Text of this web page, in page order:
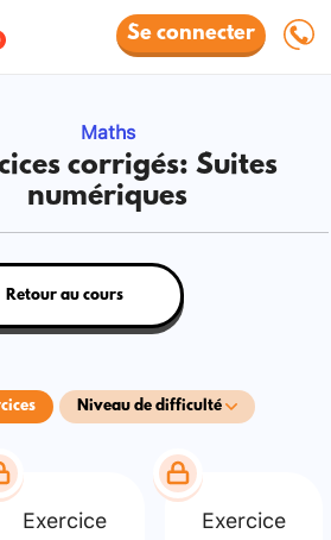
Se connecter
Maths
corrigés: Suites
numériques
Niveau de difficulté
Retour au cours
Exercice Exercice